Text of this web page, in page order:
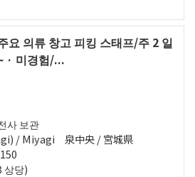
요 의류 창고 피킹 스태프/주 2 일
· 미경험/...
사 보관
/ Miyagi 泉中央 / 宮城県
상당)